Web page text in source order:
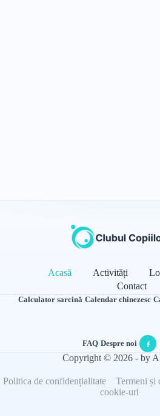
Acasă Activități
Contact
Calculator sarcină·Calendar chinezesc·
FAQ·Despre noi·
Copyright © 2026 - by
Politica de confidențialitate Termeni și
cookie-uri